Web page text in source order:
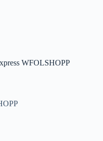
WFOLSHOPP